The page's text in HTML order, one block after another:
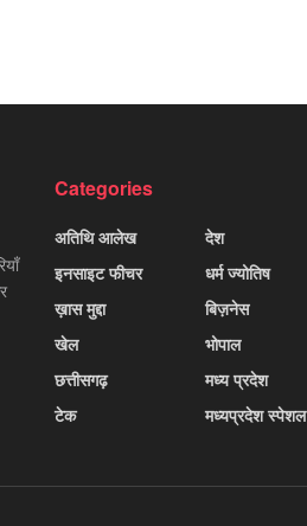
Categories
अतिथि आलेख
इनसाइट फीचर
ख़ास मुद्दा
खेल
छत्तीसगढ़
टेक
देश
धर्म ज्योतिष
बिज़नेस
भोपाल
मध्य प्रदेश
मध्यप्रदेश स्पेशल